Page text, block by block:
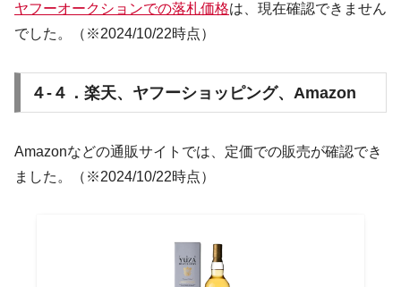
ヤフーオークションでの落札価格は、 現在確認できません
でした。
（※2024/10/22時点）
４-４．楽天、ヤフーショッピング、Amazon
Amazonなどの通販サイトでは、定価での販売が確認でき
ました 。 （※2024/10/22時点）